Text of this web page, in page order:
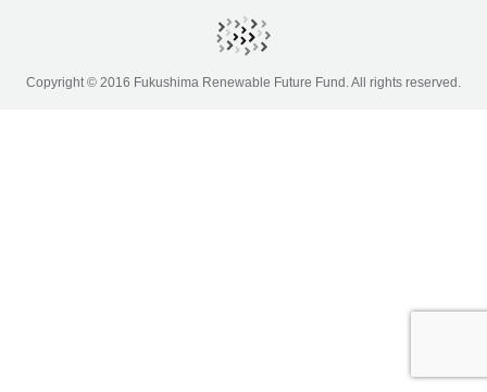
Copyright © 2016 Fukushima Renewable Future Fund. All rights reserved.